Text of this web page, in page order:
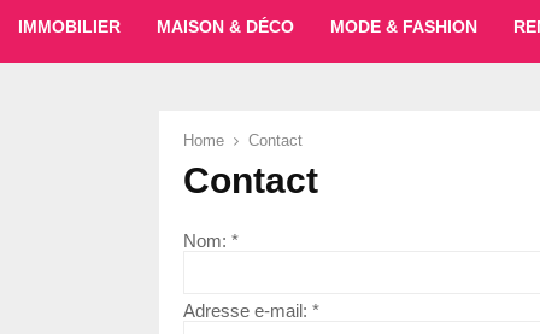
IMMOBILIER MAISON & DÉCO MODE & FASHION
Home Contact
Contact
Nom: *
Adresse e-mail: *